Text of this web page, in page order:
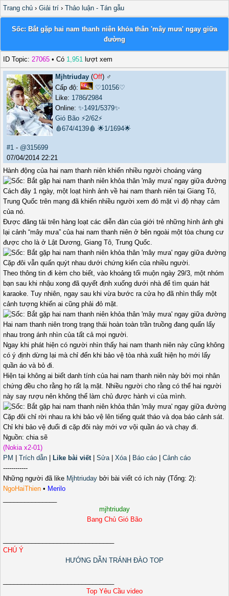
Trang chủ › Giải trí › Thảo luận - Tán gẫu
Sốc: Bắt gặp hai nam thanh niên khỏa thân 'mây mưa' ngay giữa
đường
ID Topic: 27065 • Có 1,951 lượt xem
Mjhtriuday (Off) ♂️
Cấp độ:
♡10156♡
Like: 1786/2984
Online: ✨1491/5379✨
Gió Bão ⚡2/62⚡
🩸674/4139🩸 🌟1/1694🌟
#1 - @315699
07/04/2014 22:21
Hành động của hai nam thanh niên khiến nhiều người choáng váng
Cách đây 1 ngày, một loạt hình ảnh về hai nam thanh niên tại Giang Tô,
Trung Quốc trên mạng đã khiến nhiều người xem đỏ mặt vì độ nhạy cảm
của nó.
Được đăng tải trên hàng loạt các diễn đàn của giới trẻ những hình ảnh ghi
lại cảnh “mây mưa” của hai nam thanh niên ở bên ngoài một tòa chung cư
được cho là ở Lật Dương, Giang Tô, Trung Quốc.
Cặp đôi vẫn quấn quýt nhau dưới chứng kiến của nhiều người.
Theo thông tin đi kèm cho biết, vào khoảng tối muộn ngày 29/3, một nhóm
bạn sau khi nhậu xong đã quyết định xuống dưới nhà để tìm quán hát
karaoke. Tuy nhiên, ngay sau khi vừa bước ra cửa họ đã nhìn thấy một
cảnh tượng khiến ai cũng phải đỏ mặt.
Hai nam thanh niên trong trạng thái hoàn toàn trần truồng đang quấn lấy
nhau trong ánh nhìn của tất cả mọi người.
Ngay khi phát hiện có người nhìn thấy hai nam thanh niên này cũng không
có ý định dừng lại mà chỉ đến khi bảo vệ tòa nhà xuất hiện họ mới lấy
quần áo và bỏ đi.
Hiện tại không ai biết danh tính của hai nam thanh niên này bởi mọi nhân
chứng đều cho rằng họ rất lạ mặt. Nhiều người cho rằng có thể hai người
này say rượu nên không thể làm chủ được hành vi của mình.
Cặp đôi chỉ rời nhau ra khi bảo vệ lên tiếng quát tháo và dọa báo cảnh sát.
Chỉ khi bảo vệ đuổi đi cặp đôi này mới vơ vội quần áo và chạy đi.
Nguồn: chia sẽ
(Nokia x2-01)
PM
Trích dẫn Like bài viết| Sửa| Xóa| Báo cáo
Cảnh cáo
------------
Những người đã like Mjhtriuday bởi bài viết có ích này (Tổng: 2):
NgoHaiThien • Merilo
mjhtriuday
Bang Chủ Gió Bão
CHÚ Ý
HƯỚNG DẪN TRÁNH ĐÀO TOP
Top Yêu Cầu video